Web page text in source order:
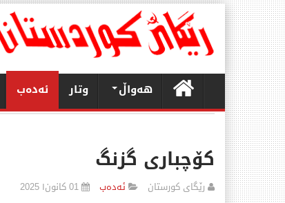
هەواڵ وتار ئەدەب
كۆچباری گزنگ
رێگای كورستان ئەدەب 01 كانون١ 2025